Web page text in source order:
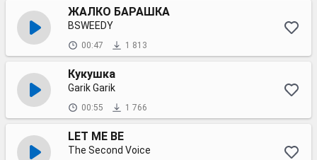
ЖАЛКО БАРАШКА
BSWEEDY
00:47 1 813
Кукушка
Garik Garik
00:55 1 766
LET ME BE
The Second Voice